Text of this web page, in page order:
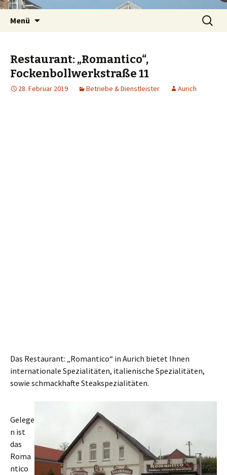
Menü
Suchen
nach:
Restaurant: „Romantico“,
Fockenbollwerkstraße 11
28. Februar 2019 Betriebe & Dienstleister Aurich
Das Restaurant: „Romantico“ in Aurich bietet Ihnen
internationale Spezialitäten, italienische Spezialitäten,
sowie schmackhafte Steakspezialitäten.
Gelege
n ist
das
Roma
ntico